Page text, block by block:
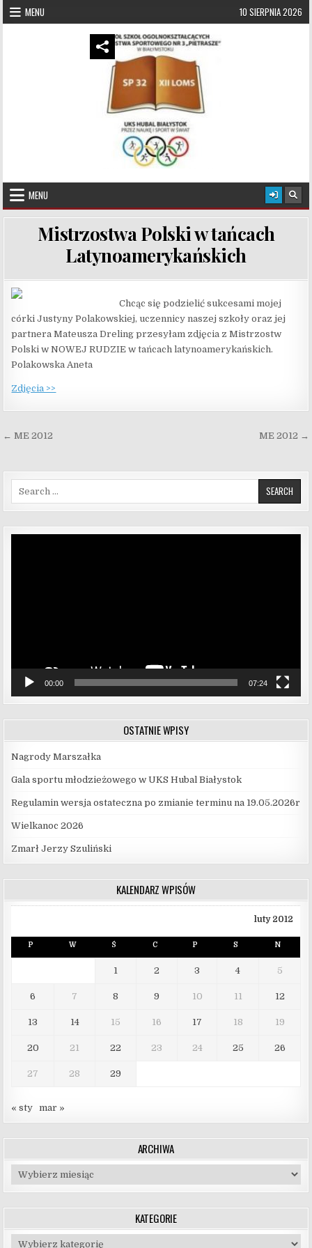
Skip to content
MENU 10 SIERPNIA 2026
UKS Hubal Białystok
MENU
Mistrzostwa Polski w tańcach
Latynoamerykańskich
Chcąc się podzielić sukcesami mojej
córki Justyny Polakowskiej, uczennicy naszej szkoły oraz jej
partnera Mateusza Dreling przesyłam zdjęcia z Mistrzostw
Polski w NOWEJ RUDZIE w tańcach latynoamerykańskich.
Polakowska Aneta
Zdjęcia >>
Nawigacja wpisu ME 2012 →
← ME 2012
Search for:
00:00 07:24
OSTATNIE WPISY
Nagrody Marszałka
Gala sportu młodzieżowego w UKS Hubal Białystok
Regulamin wersja ostateczna po zmianie terminu na 19.05.2026r
Wielkanoc 2026
Zmarł Jerzy Szuliński
KALENDARZ WPISÓW
luty 2012
P W Ś C P S N
1 2 3 4 5
6 7 8 9 10 11 12
13 14 15 16 17 18 19
20 21 22 23 24 25 26
27 28 29
« sty mar »
ARCHIWA
Archiwa
KATEGORIE
Kategorie